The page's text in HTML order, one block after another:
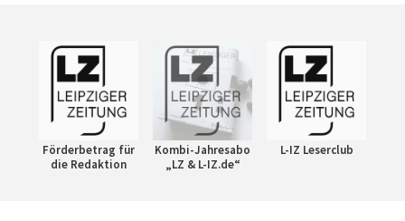
Förderbetrag für
die Redaktion
Kombi-Jahresabo
„LZ & L-IZ.de“
L-IZ Leserclub